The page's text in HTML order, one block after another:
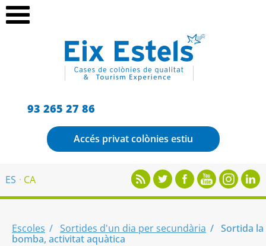
93 265 27 86
Accés privat colònies estiu
ES CA
Escoles Sortides d'un dia per secundària
Sortida la
bomba, activitat aquàtica